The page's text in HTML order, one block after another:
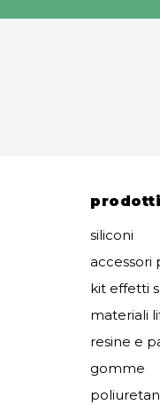
prodotti
siliconi
accessori
kit effetti
materiali
resine e
gomme